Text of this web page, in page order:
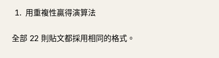
用重複性贏得演算法
全部 22 則貼文都採用相同的格式。